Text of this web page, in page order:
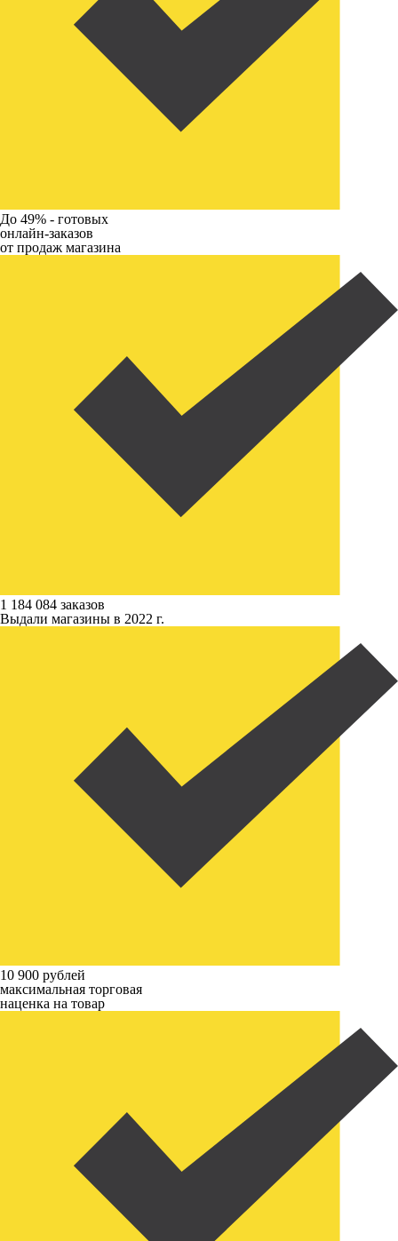
До 49% - готовых
онлайн-заказов
от продаж магазина
1 184 084 заказов
Выдали магазины в 2022 г.
10 900 рублей
максимальная торговая
наценка на товар